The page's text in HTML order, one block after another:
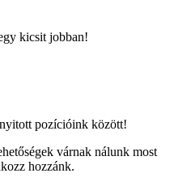
kicsit jobban!
pozícióink között!
várnak nálunk most
hozzánk.